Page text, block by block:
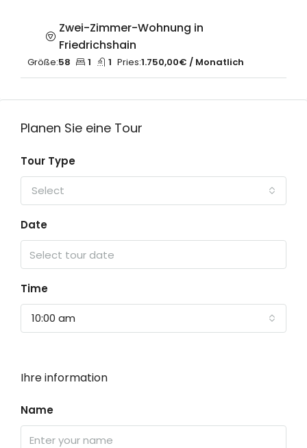
Zwei-Zimmer-Wohnung in
Friedrichshain
Größe:58 1 1 Pries:1.750,00€ / Monatlich
Planen Sie eine Tour
Tour Type
Select
Date
Time
10:00 am
Ihre information
Name